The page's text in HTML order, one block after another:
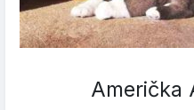
Američka